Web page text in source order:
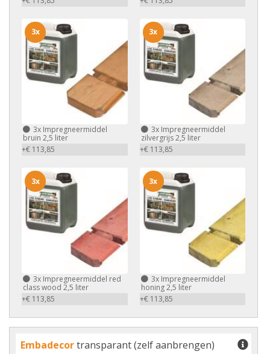
3x Impregneermiddel
bruin 2,5 liter
+€ 113,85
3x
3xImpregneermiddel
zilvergrijs 2,5 liter
+€ 113,85
3x
3x Impregneermiddel red
class wood 2,5 liter
+€ 113,85
3x
3xImpregneermiddel
honing 2,5 liter
+€ 113,85
3x
Embadecortransparant (zelf aanbrengen)